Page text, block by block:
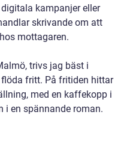
kampanjer eller
skrivande om att
mottagaren.
trivs jag bäst i
fritt. På fritiden hittar
med en kaffekopp i
i en spännande roman.